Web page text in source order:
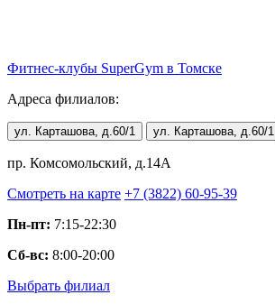
Фитнес-клубы SuperGym в Томске
Адреса филиалов:
ул. Карташова, д.60/1 ул. Карташова, д.60/1
пр. Комсомольский, д.14А
Смотреть на карте +7 (3822) 60-95-39
Пн-пт: 7:15-22:30
Сб-вс: 8:00-20:00
Выбрать филиал